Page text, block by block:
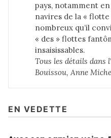
pays, notamment
navires de la «
nombreux qu’il
« des » flottes
insaisissables.
Tous les détails dans
Bouissou, Anne
EN VEDETTE